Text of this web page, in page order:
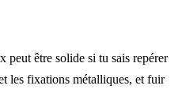
peut être solide si tu sais repérer
les fixations métalliques, et fuir